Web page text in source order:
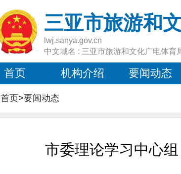
三亚市旅游和
lwj.sanya.gov.cn
中文域名 : 三亚市旅游和文化广电体育
首页 机构介绍 要闻动态
首页>要闻动态
市委理论学习中心